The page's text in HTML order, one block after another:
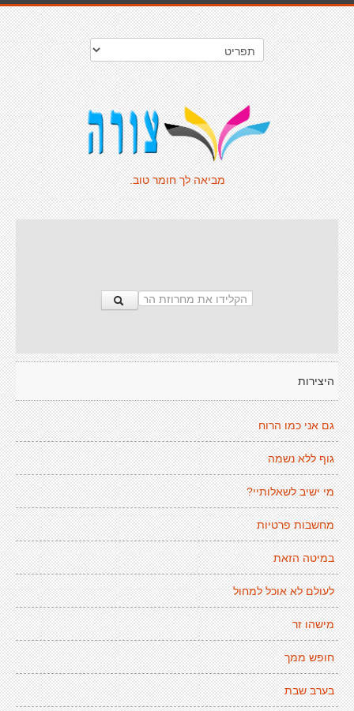
מביאה לך חומר טוב.
היצירות
גם אני כמו הרוח
גוף ללא נשמה
מי ישיב לשאלותיי?
מחשבות פרטיות
במיטה הזאת
לעולם לא אוכל למחול
מישהו זר
חופש ממך
בערב שבת